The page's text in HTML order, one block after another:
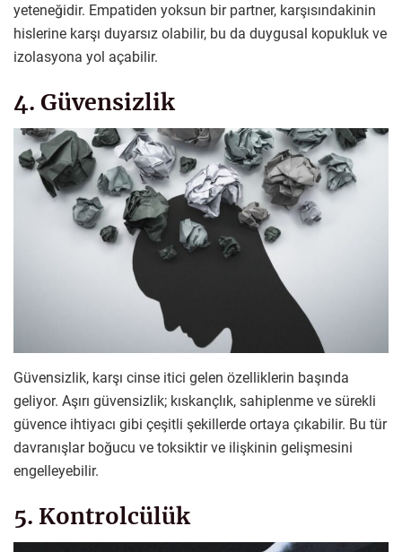
yeteneğidir. Empatiden yoksun bir partner, karşısındakinin
hislerine karşı duyarsız olabilir, bu da duygusal kopukluk ve
izolasyona yol açabilir.
4. Güvensizlik
Güvensizlik, karşı cinse itici gelen özelliklerin başında
geliyor. Aşırı güvensizlik; kıskançlık, sahiplenme ve sürekli
güvence ihtiyacı gibi çeşitli şekillerde ortaya çıkabilir. Bu tür
davranışlar boğucu ve toksiktir ve ilişkinin gelişmesini
engelleyebilir.
5. Kontrolcülük